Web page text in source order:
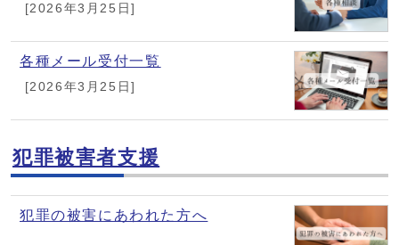
[2026年3月25日]
各種メール受付一覧
[2026年3月25日]
犯罪被害者支援
犯罪の被害にあわれた方へ